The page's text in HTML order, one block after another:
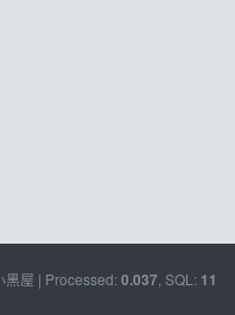
黑屋 | Processed: 0.037 , SQL: 11